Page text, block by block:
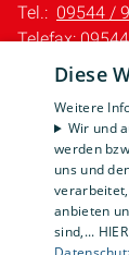
Tel.: 09544 /
Telefax:
Impressum
AGB
Diese
Weitere
Wir und
werden
uns und
anbieten
sind,...